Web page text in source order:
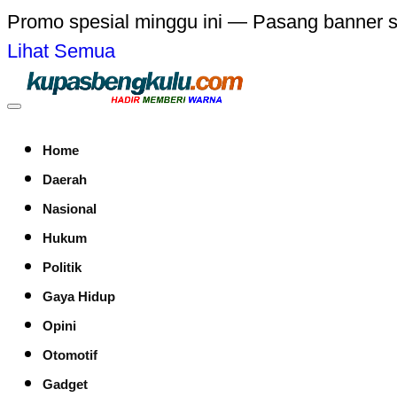
Promo spesial minggu ini — Pasang banner
Lihat Semua
Home
Daerah
Nasional
Hukum
Politik
Gaya Hidup
Opini
Otomotif
Gadget